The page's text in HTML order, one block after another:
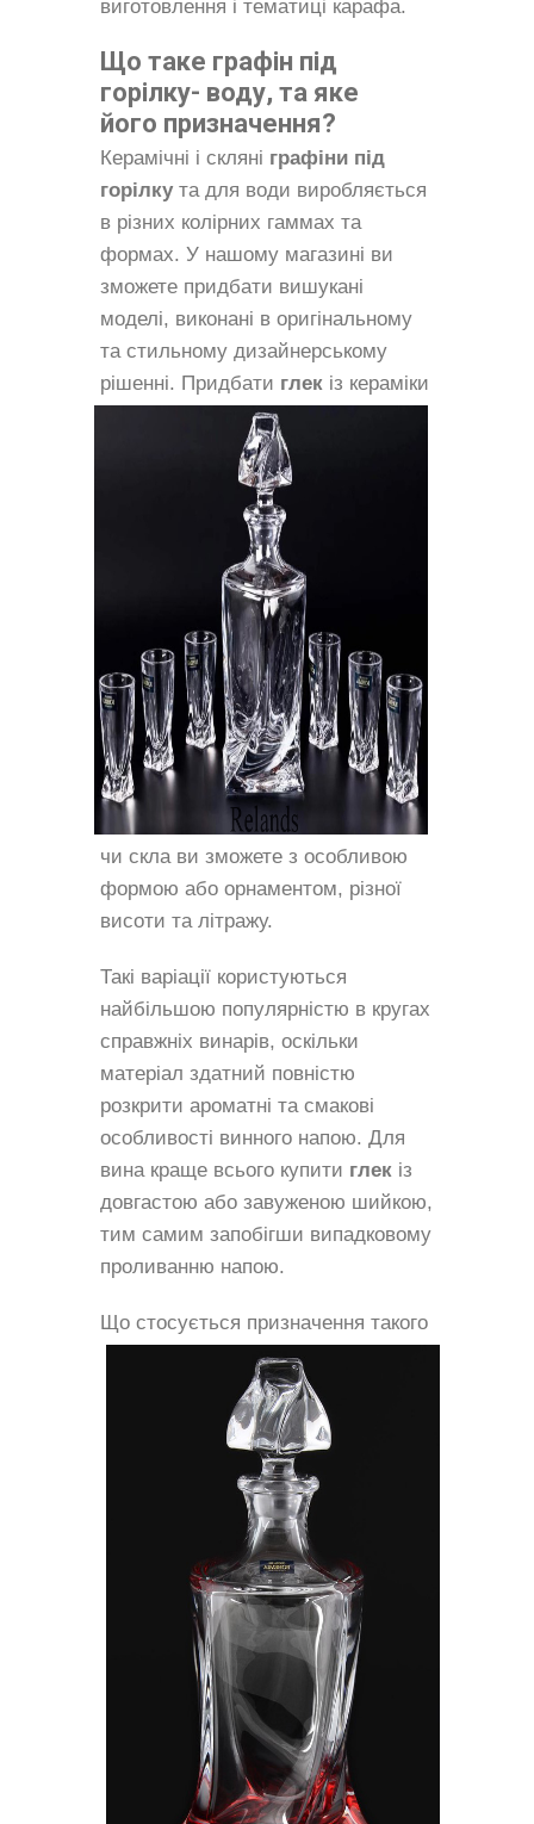
виготовлення і тематиці карафа.
Що таке графін під
горілку- воду, та яке
його призначення?
Керамічні і скляні графіни під
горілкута для води виробляється
в різних колірних гаммах та
формах. У нашому магазині ви
зможете придбати вишукані
моделі, виконані в оригінальному
та стильному дизайнерському
рішенні. Придбати глек із кераміки
чи скла ви зможете з особливою
формою або орнаментом, різної
висоти та літражу.
Такі варіації користуються
найбільшою популярністю в кругах
справжніх винарів, оскільки
матеріал здатний повністю
розкрити ароматні та смакові
особливості винного напою. Для
вина краще всього купити глек із
довгастою або завуженою шийкою,
тим самим запобігши випадковому
проливанню напою.
Що стосується ​ призначення такого